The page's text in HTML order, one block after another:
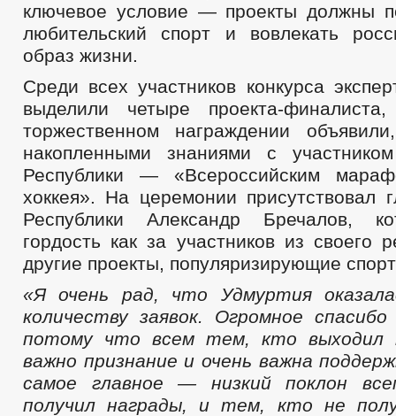
ключевое условие — проекты должны
любительский спорт и вовлекать
образ жизни.
Среди всех участников конкурса
выделили четыре проекта-
торжественном награждении
накопленными знаниями с
Республики — «Всероссийским
хоккея». На церемонии присутствовал
Республики Александр Бречалов,
гордость как за участников из своего
другие проекты, популяризирующие
«Я очень рад, что Удмуртия
количеству заявок. Огромное
потому что всем тем, кто выходил
важно признание и очень важна
самое главное — низкий поклон
получил награды, и тем, кто не